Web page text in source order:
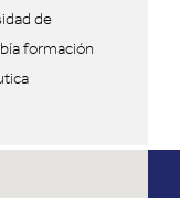
de
formación